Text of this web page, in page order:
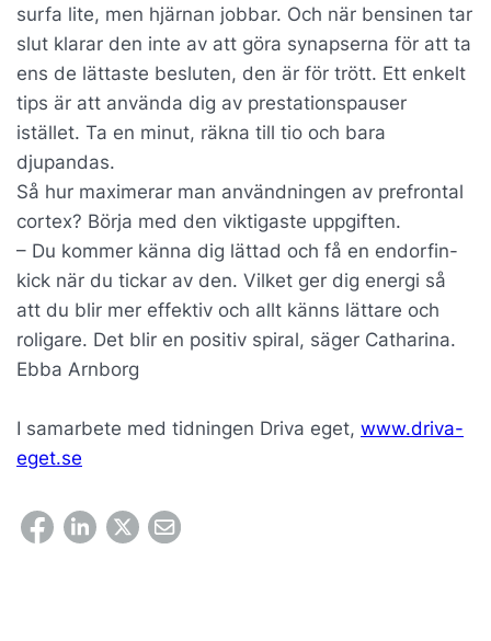
surfa lite, men hjärnan jobbar. Och när bensinen tar
slut klarar den inte av att göra synapserna för att ta
ens de lättaste besluten, den är för trött. Ett enkelt
tips är att använda dig av prestationspauser
istället. Ta en minut, räkna till tio och bara
djupandas.
Så hur maximerar man användningen av prefrontal
cortex? Börja med den viktigaste uppgiften.
– Du kommer känna dig lättad och få en endorfin-
kick när du tickar av den. Vilket ger dig energi så
att du blir mer effektiv och allt känns lättare och
roligare. Det blir en positiv spiral, säger Catharina.
Ebba Arnborg
I samarbete med tidningen Driva eget, www.driva-
eget.se